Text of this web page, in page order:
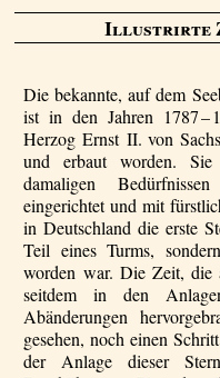
Illustrirte
Die bekannte, auf dem
ist in den Jahren 1787 –
Herzog Ernst II. von
und erbaut worden.
damaligen
eingerichtet und mit
in Deutschland die erste
Teil eines Turms,
worden war. Die Zeit, die
seitdem in den
Abänderungen
gesehen, noch einen
der Anlage dieser